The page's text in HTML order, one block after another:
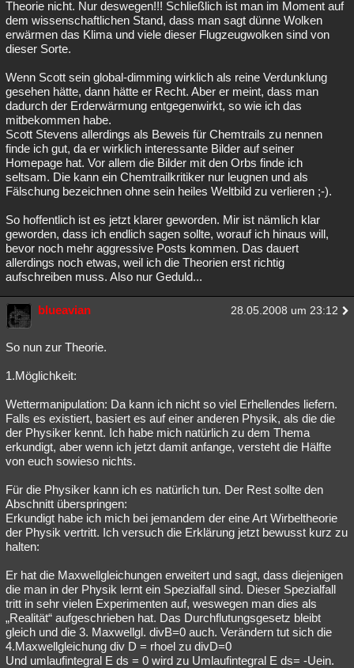
Theorie nicht. Nur deswegen!!! Schließlich ist man im Moment auf
dem wissenschaftlichen Stand, dass man sagt dünne Wolken
erwärmen das Klima und viele dieser Flugzeugwolken sind von
dieser Sorte.
Wenn Scott sein global-dimming wirklich als reine Verdunklung
gesehen hätte, dann hätte er Recht. Aber er meint, dass man
dadurch der Erderwärmung entgegenwirkt, so wie ich das
mitbekommen habe.
Scott Stevens allerdings als Beweis für Chemtrails zu nennen
finde ich gut, da er wirklich interessante Bilder auf seiner
Homepage hat. Vor allem die Bilder mit den Orbs finde ich
seltsam. Die kann ein Chemtrailkritiker nur leugnen und als
Fälschung bezeichnen ohne sein heiles Weltbild zu verlieren ;-).
So hoffentlich ist es jetzt klarer geworden. Mir ist nämlich klar
geworden, dass ich endlich sagen sollte, worauf ich hinaus will,
bevor noch mehr aggressive Posts kommen. Das dauert
allerdings noch etwas, weil ich die Theorien erst richtig
aufschreiben muss. Also nur Geduld...
blueavian 28.05.2008 um 23:12
So nun zur Theorie.
1.Möglichkeit:
Wettermanipulation: Da kann ich nicht so viel Erhellendes liefern.
Falls es existiert, basiert es auf einer anderen Physik, als die die
der Physiker kennt. Ich habe mich natürlich zu dem Thema
erkundigt, aber wenn ich jetzt damit anfange, versteht die Hälfte
von euch sowieso nichts.
Für die Physiker kann ich es natürlich tun. Der Rest sollte den
Abschnitt überspringen:
Erkundigt habe ich mich bei jemandem der eine Art Wirbeltheorie
der Physik vertritt. Ich versuch die Erklärung jetzt bewusst kurz zu
halten:
Er hat die Maxwellgleichungen erweitert und sagt, dass diejenigen
die man in der Physik lernt ein Spezialfall sind. Dieser Spezialfall
tritt in sehr vielen Experimenten auf, weswegen man dies als
„Realität“ aufgeschrieben hat. Das Durchflutungsgesetz bleibt
gleich und die 3. Maxwellgl. divB=0 auch. Verändern tut sich die
4.Maxwellgleichung div D = rhoel zu divD=0
Und umlaufintegral E ds = 0 wird zu Umlaufintegral E ds= -Uein.